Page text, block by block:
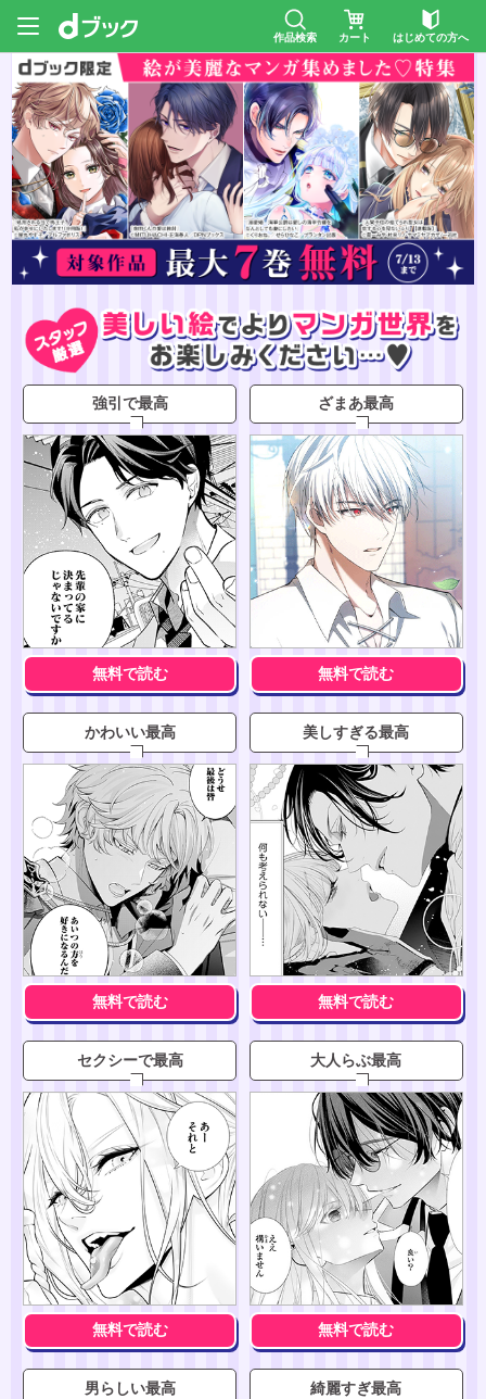
作品検索 カート はじめての方へ
強引で最高
無料で読む
ざまあ最高
無料で読む
かわいい最高
無料で読む
美しすぎる最高
無料で読む
セクシーで最高
無料で読む
大人らぶ最高
無料で読む
男らしい最高 綺麗すぎ最高